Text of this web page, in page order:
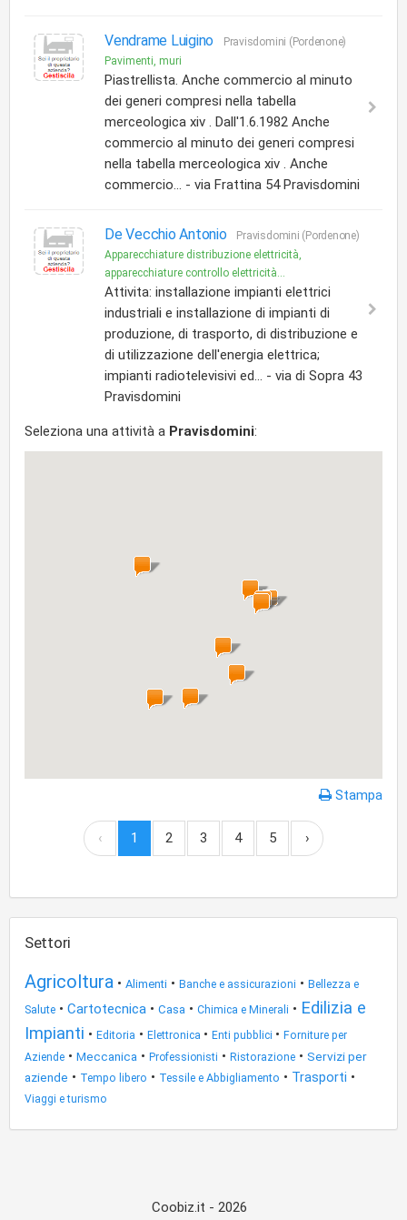
Vendrame Luigino
Pravisdomini (Pordenone)
Pavimenti, muri
Piastrellista. Anche commercio al minuto
dei generi compresi nella tabella
merceologica xiv . Dall'1.6.1982 Anche
commercio al minuto dei generi compresi
nella tabella merceologica xiv . Anche
commercio... - via Frattina 54 Pravisdomini
De Vecchio Antonio
Pravisdomini (Pordenone)
Apparecchiature distribuzione elettricità,
apparecchiature controllo elettricità...
Attivita: installazione impianti elettrici
industriali e installazione di impianti di
produzione, di trasporto, di distribuzione e
di utilizzazione dell'energia elettrica;
impianti radiotelevisivi ed... - via di Sopra 43
Pravisdomini
Seleziona una attività a Pravisdomini:
Stampa
‹ 1 2 3 4 5 ›
Settori
Agricoltura • Alimenti • Banche e assicurazioni • Bellezza e
Salute • Cartotecnica • Casa • Chimica e Minerali • Edilizia e
Impianti • Editoria • Elettronica • Enti pubblici • Forniture per
Aziende • Meccanica • Professionisti • Ristorazione • Servizi per
aziende • Tempo libero • Tessile e Abbigliamento • Trasporti •
Viaggi e turismo
Coobiz.it - 2026